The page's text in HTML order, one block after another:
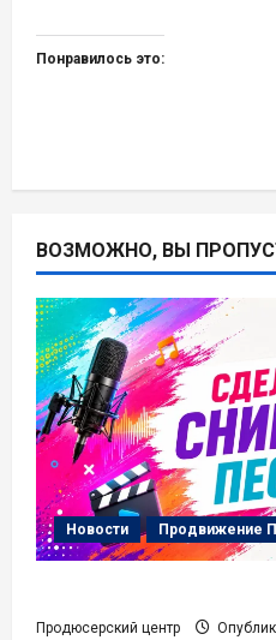
Понравилось это:
ВОЗМОЖНО, ВЫ
Новости Продвижение
Продюсерский центр